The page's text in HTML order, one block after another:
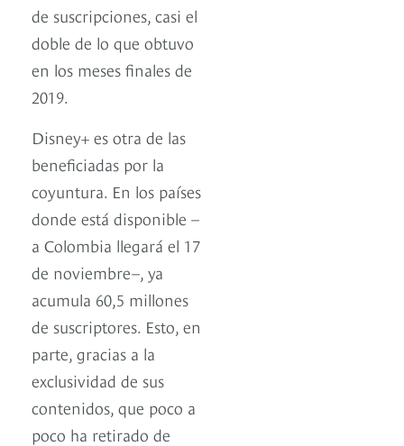
de suscripciones, casi el
doble de lo que obtuvo
en los meses finales de
2019.
Disney+ es otra de las
beneficiadas por la
coyuntura. En los países
donde está disponible –
a Colombia llegará el 17
de noviembre–, ya
acumula 60,5 millones
de suscriptores. Esto, en
parte, gracias a la
exclusividad de sus
contenidos, que poco a
poco ha retirado de